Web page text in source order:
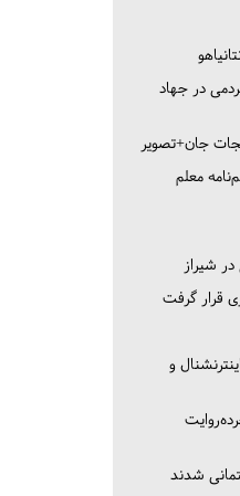
در جهاد
جان+تصویر
معلم
شیراز
قرار گرفت
و
شدند